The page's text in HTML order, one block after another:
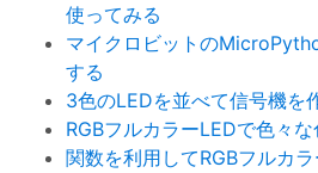
使ってみる
マイクロビットの
する
3色のLEDを並べて信号機を
RGBフルカラーLEDで色々
関数を利用してRGBフルカ